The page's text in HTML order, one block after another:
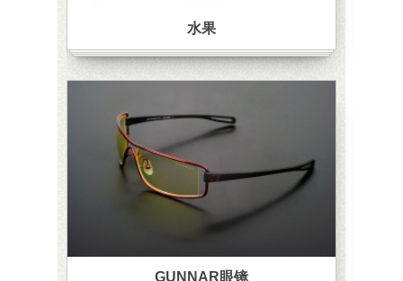
水果
GUNNAR眼镜